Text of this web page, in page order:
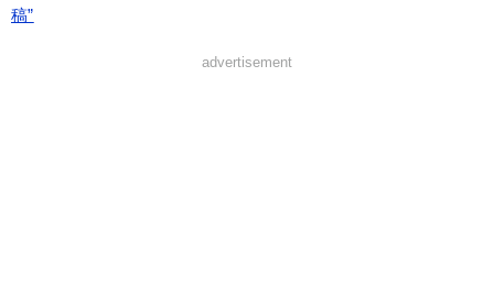
稿”
advertisement